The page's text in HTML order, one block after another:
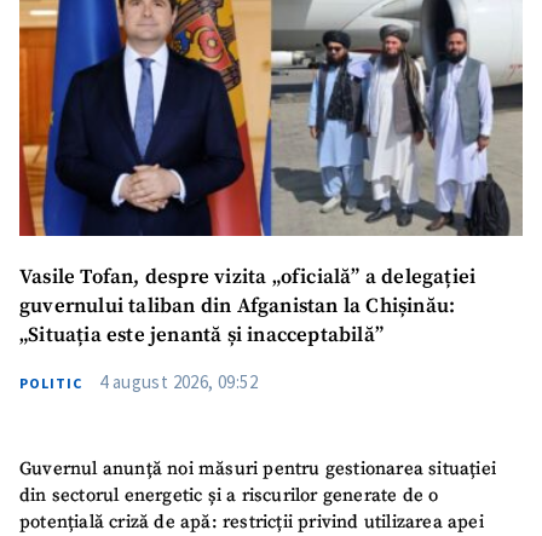
Vasile Tofan, despre vizita „oficială” a delegației
guvernului taliban din Afganistan la Chișinău:
„Situația este jenantă și inacceptabilă”
POLITIC 4 august 2026, 09:52
Guvernul anunță noi măsuri pentru gestionarea situației
din sectorul energetic și a riscurilor generate de o
potențială criză de apă: restricții privind utilizarea apei